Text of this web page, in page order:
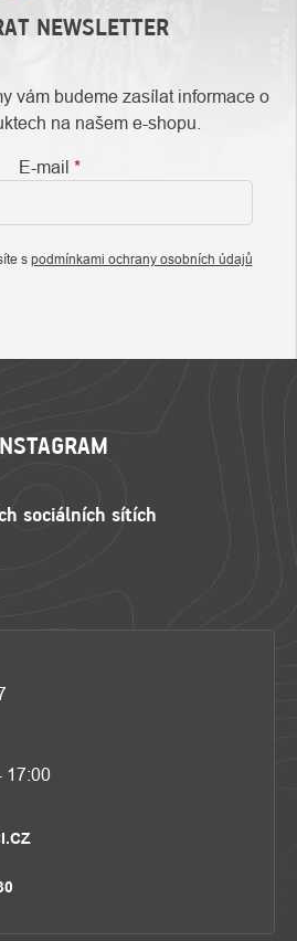
NEWSLETTER
vám budeme zasílat informace o
na našem e-shopu.
E-mail
s podmínkami ochrany osobních údajů
17:00